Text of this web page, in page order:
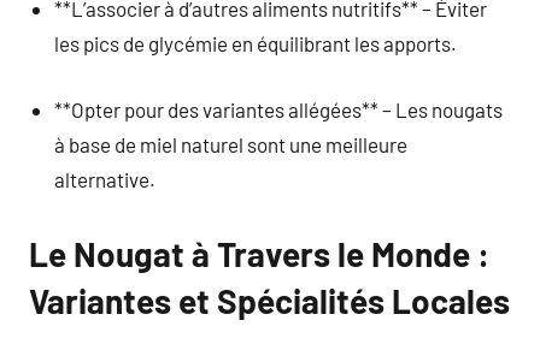
**L’associer à d’autres aliments nutritifs** – Éviter
les pics de glycémie en équilibrant les apports.
**Opter pour des variantes allégées** – Les nougats
à base de miel naturel sont une meilleure
alternative.
Le Nougat à Travers le Monde :
Variantes et Spécialités Locales